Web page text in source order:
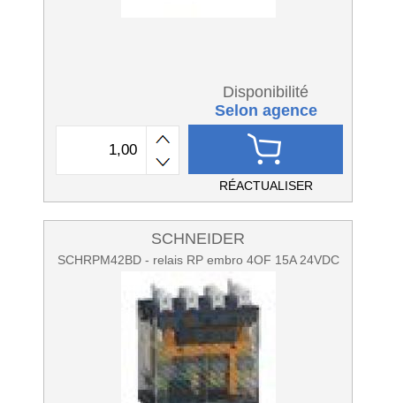
Disponibilité
Selon agence
RÉACTUALISER
SCHNEIDER
SCHRPM42BD - relais RP embro 4OF 15A 24VDC